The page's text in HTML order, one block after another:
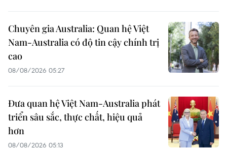
Chuyên gia Australia: Quan hệ Việt
Nam-Australia có độ tin cậy chính trị
cao
08/08/2026 05:27
Đưa quan hệ Việt Nam-Australia phát
triển sâu sắc, thực chất, hiệu quả
hơn
08/08/2026 05:13